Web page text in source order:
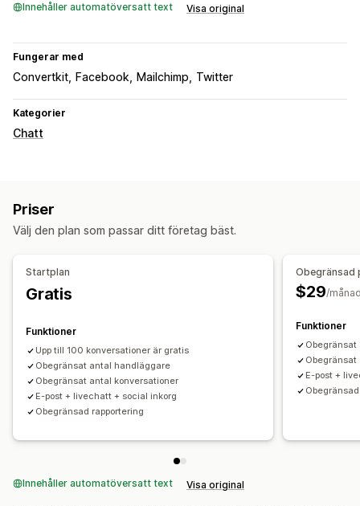
Innehåller automatöversatt text Visa original
Fungerar med
Convertkit Facebook Mailchimp Twitter
Kategorier
Chatt
Priser
Välj den plan som passar ditt företag bäst.
Startplan
Gratis
Funktioner
Upp till 100 konversationer är gratis
Obegränsat antal handläggare
Obegränsat antal konversationer
E-post + livechatt + social inkorg
Obegränsad rapportering
Obegränsad
$29/
Funktioner
E-post +
Innehåller automatöversatt text Visa original